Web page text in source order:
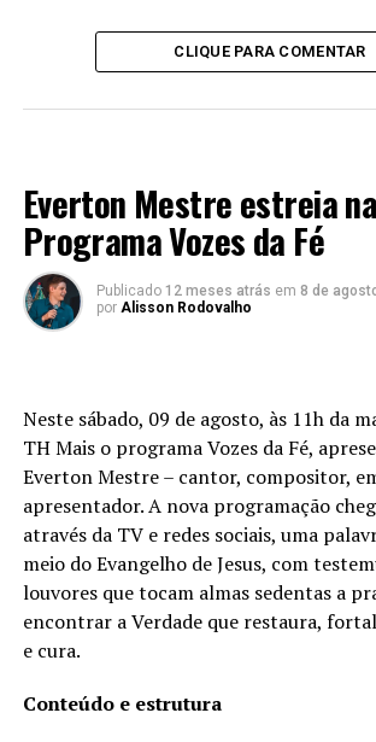
CLIQUE PARA COMENTAR
Everton Mestre estreia
Programa Vozes da Fé
Publicado 12 meses atrás em 8 de
por Alisson Rodovalho
Neste sábado, 09 de agosto, às 11h da
TH Mais o programa Vozes da Fé,
Everton Mestre – cantor, compositor,
apresentador. A nova programação
através da TV e redes sociais, uma
meio do Evangelho de Jesus, com
louvores que tocam almas sedentas a
encontrar a Verdade que restaura,
e cura.
Conteúdo e estrutura